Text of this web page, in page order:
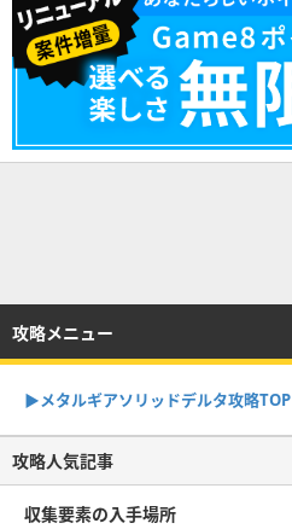
攻略メニュー
▶︎メタルギアソリッドデルタ攻略TOP
攻略人気記事
収集要素の入手場所